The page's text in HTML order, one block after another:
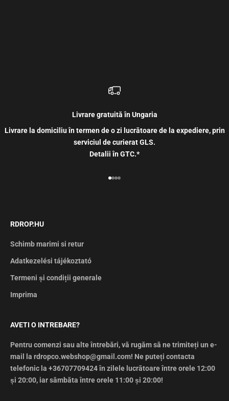
Livrare gratuită în Ungaria
Livrare la domiciliu în termen de o zi lucrătoare de la expediere, prin
serviciul de curierat GLS.
Detalii în GTC.*
Mergi la articolul 1
Mergi la articolul 2
Mergi la articolul 3
Mergi la articolul 4
RDROP.HU
Schimb marimi si retur
Adatkezelési tájékoztató
Termeni și condiții generale
Imprima
AVETI O INTREBARE?
Pentru comenzi sau alte întrebări, vă rugăm să ne trimiteți un e-
mail la rdropco.webshop@gmail.com! Ne puteți contacta
telefonic la +36707709424 în zilele lucrătoare între orele 12:00
și 20:00, iar sâmbăta între orele 11:00 și 20:00!